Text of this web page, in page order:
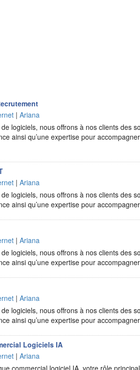
| Ariana
logiciels, nous offrons à nos clients des
ainsi qu’une expertise pour
| Ariana
logiciels, nous offrons à nos clients des
ainsi qu’une expertise pour
| Ariana
logiciels, nous offrons à nos clients des
ainsi qu’une expertise pour
| Ariana
logiciels, nous offrons à nos clients des
ainsi qu’une expertise pour
Logiciels IA
| Ariana
commercial logiciel IA, votre rôle